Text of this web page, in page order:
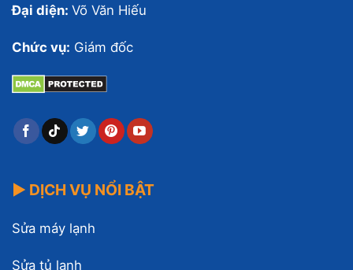
Đại diện: Võ Văn Hiếu
Chức vụ: Giám đốc
▶ DỊCH VỤ NỔI BẬT
Sửa máy lạnh
Sửa tủ lạnh